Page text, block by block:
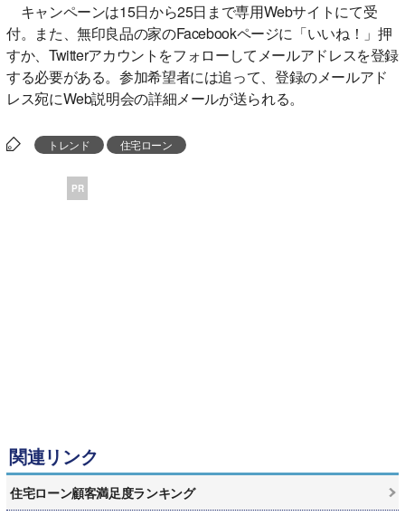
キャンペーンは15日から25日まで専用Webサイトにて受
付。また、無印良品の家のFacebookページに「いいね！」押
すか、Twitterアカウントをフォローしてメールアドレスを登録
する必要がある。参加希望者には追って、登録のメールアド
レス宛にWeb説明会の詳細メールが送られる。
トレンド 住宅ローン
PR
関連リンク
住宅ローン顧客満足度ランキング